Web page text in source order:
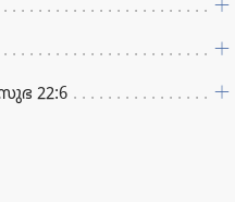
22:6